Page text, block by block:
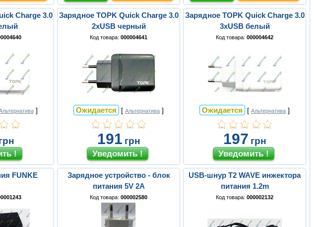
Charge 3.0
]
Зарядное TOPK Quick Charge 3.0
2xUSB черный
Код товара: 000004641
Ожидается [ Альтернатива ]
191 грн
Зарядное TOPK Quick Charge 3.0
3xUSB белый
Код товара: 000004642
Ожидается [ Альтернатива ]
197 грн
FUNKE
Зарядное устройство - блок
питания 5V 2A
Код товара: 000002580
USB-шнур T2 WAVE инжектора
питания 1.2m
Код товара: 000002132